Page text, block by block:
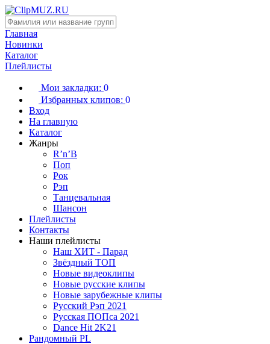
Главная
Новинки
Каталог
Плейлисты
Мои закладки: 0
Избранных клипов: 0
Вход
На главную
Каталог
Жанры
R’n’B
Поп
Рок
Рэп
Танцевальная
Шансон
Плейлисты
Контакты
Наши плейлисты
Наш ХИТ - Парад
Звёздный ТОП
Новые видеоклипы
Новые русские клипы
Новые зарубежные клипы
Русский Рэп 2021
Русская ПОПса 2021
Dance Hit 2K21
Рандомный PL